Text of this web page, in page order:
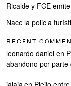
Ricalde y FGE
Nace la policía
RECENT
leonardo daniel en
abandono por parte